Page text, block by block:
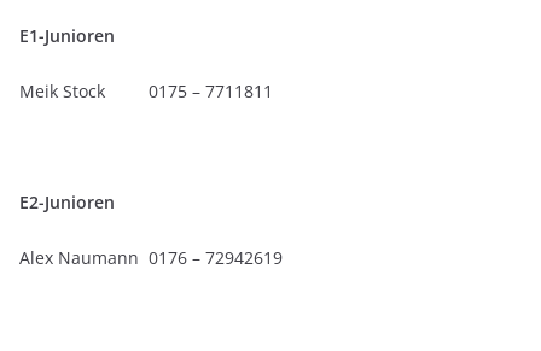
E1-Junioren
Meik Stock 0175 – 7711811
E2-Junioren
Alex Naumann 0176 – 72942619